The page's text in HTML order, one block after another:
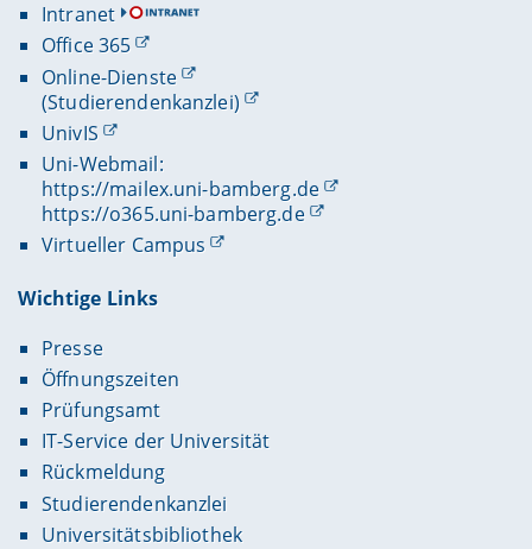
Intranet
Office 365
Online-Dienste
(Studierendenkanzlei)
UnivIS
Uni-Webmail:
https://mailex.uni-bamberg.de
https://o365.uni-bamberg.de
Virtueller Campus
Wichtige Links
Presse
Öffnungszeiten
Prüfungsamt
IT-Service der Universität
Rückmeldung
Studierendenkanzlei
Universitätsbibliothek